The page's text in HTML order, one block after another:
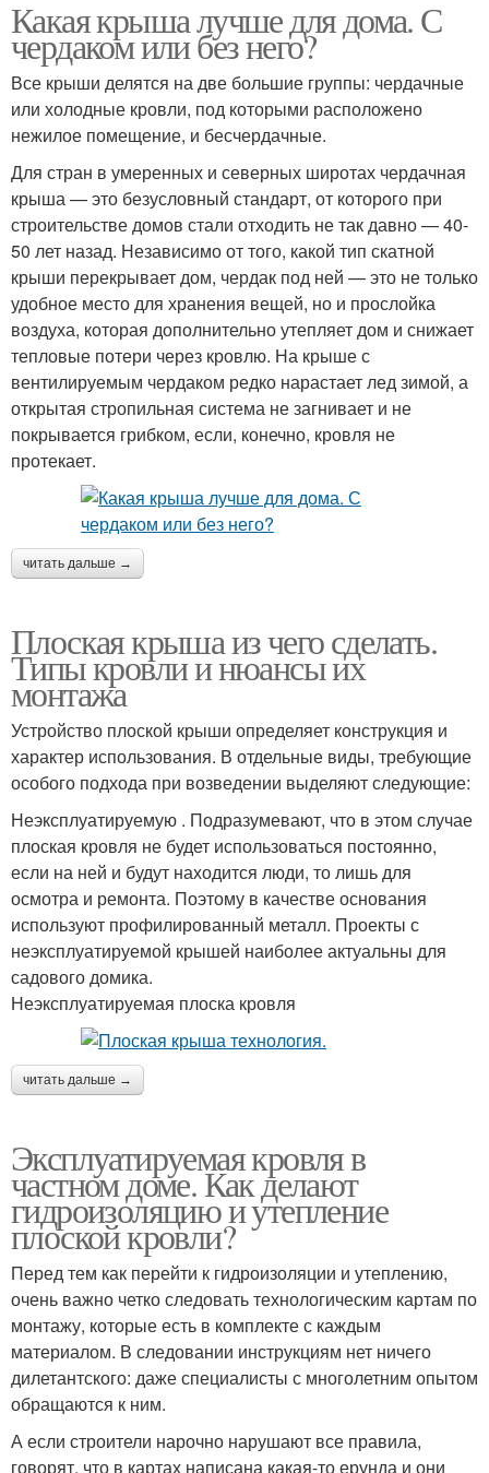
Какая крыша лучше для дома. С
чердаком или без него?
Все крыши делятся на две большие группы: чердачные
или холодные кровли, под которыми расположено
нежилое помещение, и бесчердачные.
Для стран в умеренных и северных широтах чердачная
крыша — это безусловный стандарт, от которого при
строительстве домов стали отходить не так давно — 40-
50 лет назад. Независимо от того, какой тип скатной
крыши перекрывает дом, чердак под ней — это не только
удобное место для хранения вещей, но и прослойка
воздуха, которая дополнительно утепляет дом и снижает
тепловые потери через кровлю. На крыше с
вентилируемым чердаком редко нарастает лед зимой, а
открытая стропильная система не загнивает и не
покрывается грибком, если, конечно, кровля не
протекает.
читать дальше →
Плоская крыша из чего сделать.
Типы кровли и нюансы их
монтажа
Устройство плоской крыши определяет конструкция и
характер использования. В отдельные виды, требующие
особого подхода при возведении выделяют следующие:
Неэксплуатируемую . Подразумевают, что в этом случае
плоская кровля не будет использоваться постоянно,
если на ней и будут находится люди, то лишь для
осмотра и ремонта. Поэтому в качестве основания
используют профилированный металл. Проекты с
неэксплуатируемой крышей наиболее актуальны для
садового домика.
Неэксплуатируемая плоска кровля
читать дальше →
Эксплуатируемая кровля в
частном доме. Как делают
гидроизоляцию и утепление
плоской кровли?
Перед тем как перейти к гидроизоляции и утеплению,
очень важно четко следовать технологическим картам по
монтажу, которые есть в комплекте с каждым
материалом. В следовании инструкциям нет ничего
дилетантского: даже специалисты с многолетним опытом
обращаются к ним.
А если строители нарочно нарушают все правила,
говорят, что в картах написана какая-то ерунда и они